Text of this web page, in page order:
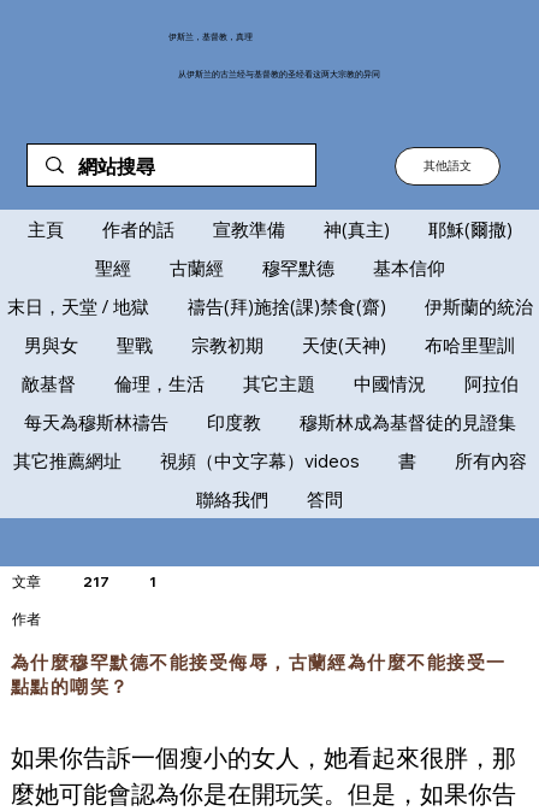
伊斯兰，基督教，真理
从伊斯兰的古兰经与基督教的圣经看这两大宗教的异同
其他語文
主頁 作者的話 宣教準備 神(真主)
耶穌(爾撒)
聖經
古蘭經 穆罕默德
基本信仰
末日，天堂 / 地獄
禱告(拜)施捨(課)禁食(齋)
伊斯蘭的統治
男與女
聖戰 宗教初期 天使(天神)
布哈里聖訓
敵基督
倫理，生活 其它主題 中國情況
阿拉伯
每天為穆斯林禱告
印度教
穆斯林成為基督徒的見證集
其它推薦網址
視頻（中文字幕）videos 書
所有內容
聯絡我們
答問
文章 217 1
​作者
為什麼穆罕默德不能接受侮辱，古蘭經為什麼不能接受一
點點的嘲笑？
如果你告訴一個瘦小的女人，她看起來很胖，那
麼她可能會認為你是在開玩笑。但是，如果你告